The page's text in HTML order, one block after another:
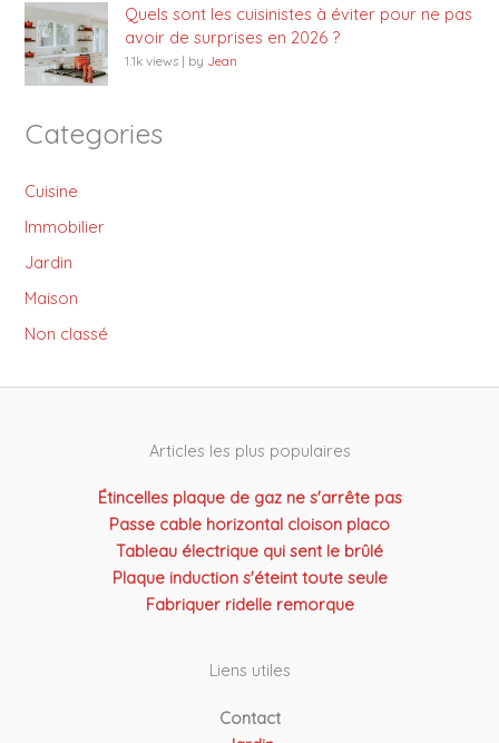
Quels sont les cuisinistes à éviter pour ne pas
avoir de surprises en 2026 ?
1.1k views | by Jean
Categories
Cuisine
Immobilier
Jardin
Maison
Non classé
Articles les plus populaires
Étincelles plaque de gaz ne s'arrête pas
Passe cable horizontal cloison placo
Tableau électrique qui sent le brûlé
Plaque induction s'éteint toute seule
Fabriquer ridelle remorque
Liens utiles
Contact